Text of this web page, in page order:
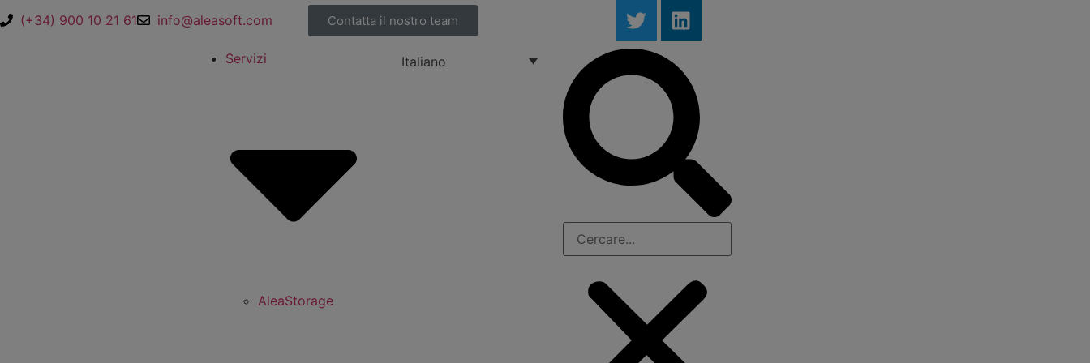
(+34) 900 10 21 61 info@aleasoft.com Contatta il nostro team
Servizi
AleaStorage
Italiano